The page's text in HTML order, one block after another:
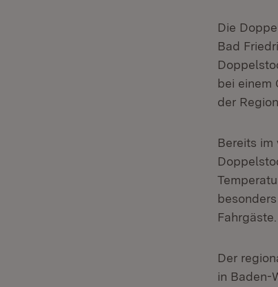
Die
Bad
bei einem
der
Bereits im
Fahrgäste.
Der
in Baden-